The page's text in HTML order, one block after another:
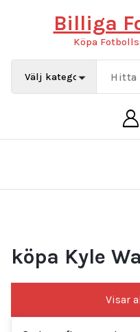
Billiga
Köpa
köpa Kyle
Visar